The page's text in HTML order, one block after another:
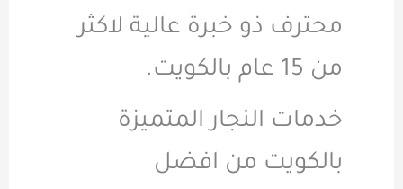
محترف ذو خبرة عالية لاكثر
من 15 عام بالكويت.
خدمات النجار المتميزة
بالكويت من افضل